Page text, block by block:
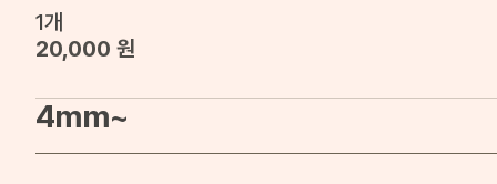
1개
20,000 원
4mm~